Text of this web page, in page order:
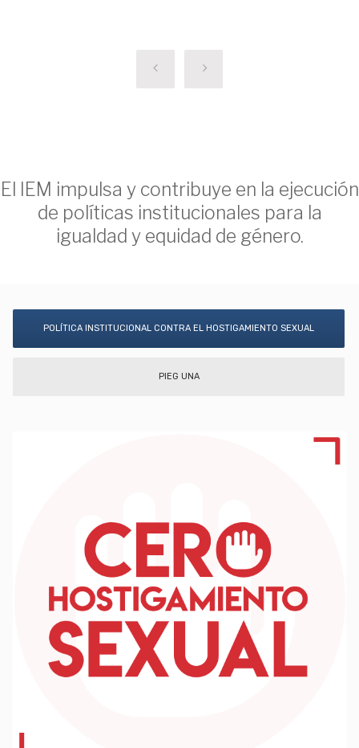
El IEM impulsa y contribuye en la ejecución
de políticas institucionales para la
igualdad y equidad de género.
POLÍTICA INSTITUCIONAL CONTRA EL HOSTIGAMIENTO SEXUAL
PIEG UNA